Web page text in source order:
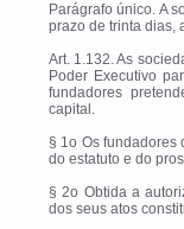
Parágrafo único. A
prazo de trinta dias,
Art. 1.132. As
Poder Executivo
fundadores
capital.
§ 1o Os fundadores
do estatuto e do
§ 2o Obtida a
dos seus atos